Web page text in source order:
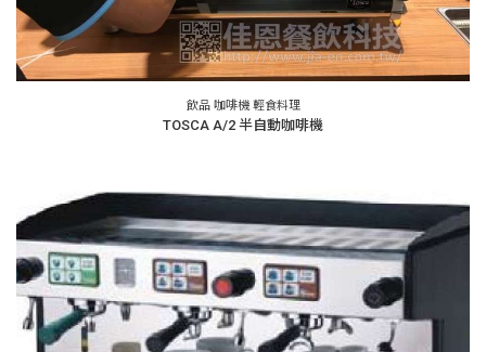
飲品 咖啡機 輕食料理
TOSCA A/2 半自動咖啡機